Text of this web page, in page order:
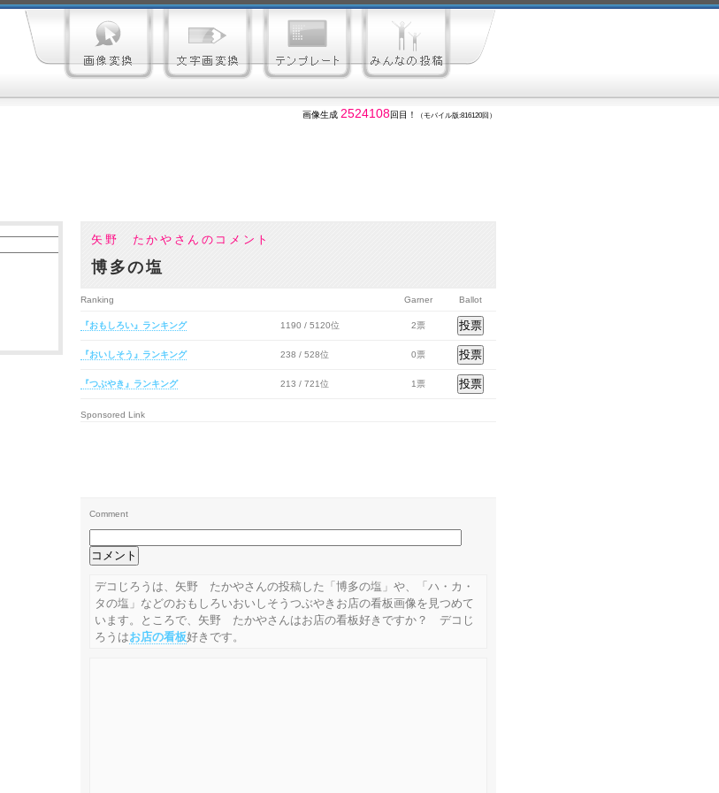
画像生成 2524108回目！ （モバイル版:816120回）
矢野 たかやさんのコメント
博多の塩
Ranking Garner Ballot
『おもしろい』ランキング 1190 / 5120位 2票
『おいしそう』ランキング 238 / 528位 0票
『つぶやき』ランキング 213 / 721位 1票
Sponsored Link
Comment
デコじろうは、矢野 たかやさんの投稿した「博多の塩」や、「ハ・カ・
タの塩」などのおもしろいおいしそうつぶやきお店の看板画像を見つめて
います。ところで、矢野 たかやさんはお店の看板好きですか？ デコじ
ろうはお店の看板好きです。